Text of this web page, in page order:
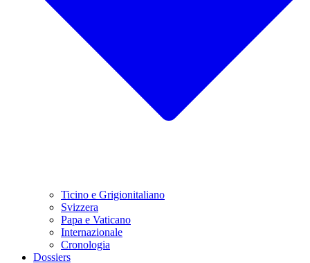
Ticino e Grigionitaliano
Svizzera
Papa e Vaticano
Internazionale
Cronologia
Dossiers